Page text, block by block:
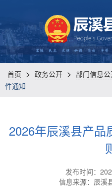
首页 > 政务公开 > 部门信息
件通知
2026年辰溪县产品
发布时间：
信息来源：辰溪